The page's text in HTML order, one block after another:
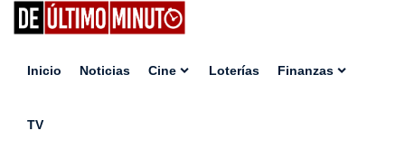
Inicio Noticias Cine Loterías Finanzas
TV